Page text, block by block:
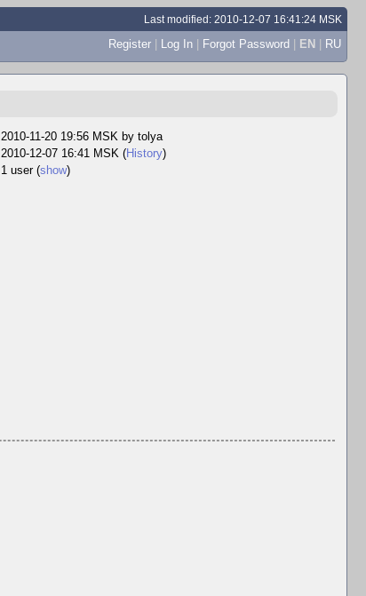
Last modified: 2010-12-07 16:41:24 MSK
Register | Log In | Forgot Password | EN | RU
2010-11-20 19:56 MSK by tolya
2010-12-07 16:41 MSK (History)
1 user (show)